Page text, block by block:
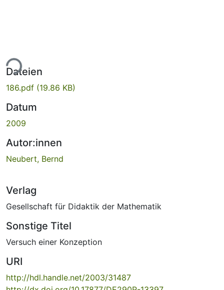
Dateien
186.pdf (19.86 KB)
Datum
2009
Autor:innen
Neubert, Bernd
Verlag
Gesellschaft für Didaktik der Mathematik
Sonstige Titel
Versuch einer Konzeption
URI
http://hdl.handle.net/2003/31487